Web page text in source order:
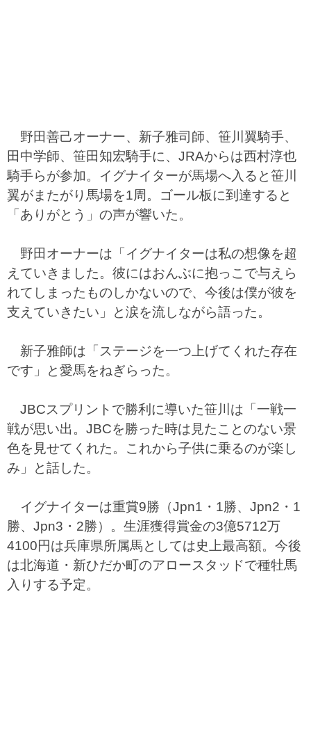
野田善己オーナー、新子雅司師、笹川翼騎手、
田中学師、笹田知宏騎手に、JRAからは西村淳也
騎手らが参加。イグナイターが馬場へ入ると笹川
翼がまたがり馬場を1周。ゴール板に到達すると
「ありがとう」の声が響いた。
野田オーナーは「イグナイターは私の想像を超
えていきました。彼にはおんぶに抱っこで与えら
れてしまったものしかないので、今後は僕が彼を
支えていきたい」と涙を流しながら語った。
新子雅師は「ステージを一つ上げてくれた存在
です」と愛馬をねぎらった。
JBCスプリントで勝利に導いた笹川は「一戦一
戦が思い出。JBCを勝った時は見たことのない景
色を見せてくれた。これから子供に乗るのが楽し
み」と話した。
イグナイターは重賞9勝（Jpn1・1勝、Jpn2・1
勝、Jpn3・2勝）。生涯獲得賞金の3億5712万
4100円は兵庫県所属馬としては史上最高額。今後
は北海道・新ひだか町のアロースタッドで種牡馬
入りする予定。